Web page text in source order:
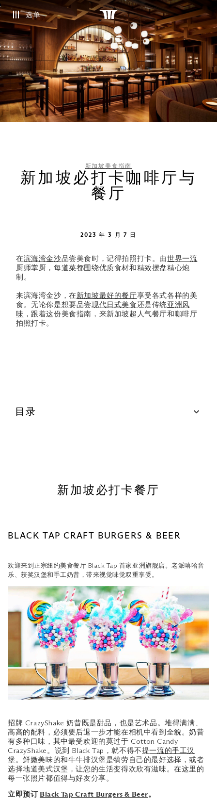
选单
新加坡美食指南
新加坡必打卡咖啡厅与
餐厅
2023 年 3 月 7 日
在滨海湾金沙品尝美食时，记得拍照打卡。由世界一流
厨师掌厨，每道菜都围绕优质食材和精致摆盘精心炮
制。
来滨海湾金沙，在 新加坡最好的餐厅享受各式各样的美
食。无论你是想要品尝现代日式美食还是传统亚洲风
味 ，跟着这份美食指南，来新加坡超人气餐厅和咖啡厅
拍照打卡。
目录
ay
r
Maison Boulud
Spago Dining Room by Wolfgang Puck
Wakuda Restaurant & Bar
Waku Ghin by Tetsuya Wakuda
Yardbird Southern Table & Bar
必打卡咖啡厅
Angelina
Bacha Coffee
Origin + Bloom
Ralph's Coffee
TWG Tea Salon & Boutique
新加坡必打卡餐厅
BLACK TAP CRAFT BURGERS & BEER
欢迎来到正宗纽约美食餐厅 Black Tap 首家亚洲旗舰店。老派嘻哈音
乐、获奖汉堡和手工奶昔，带来视觉味觉双重享受。
招牌 CrazyShake 奶昔既是甜品，也是艺术品。堆得满满、
高高的配料，必须要后退一步才能在相机中看到全貌。奶昔
有多种口味，其中最受欢迎的莫过于 Cotton Candy
CrazyShake。说到 Black Tap，就不得不提一流的手工汉
堡 。鲜嫩美味的和牛牛排汉堡是犒劳自己的最好选择，或者
选择地道美式汉堡，让您的生活变得欢欣有滋味。在这里的
每一张照片都值得与好友分享。
立即预订 Black Tap Craft Burgers & Beer。